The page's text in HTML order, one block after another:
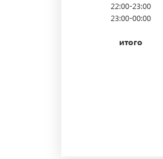
22:00-23:00
23:00-00:00
итого